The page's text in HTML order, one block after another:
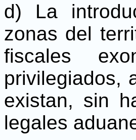
d) La
zonas del
fiscales
privilegiados,
existan, sin
legales